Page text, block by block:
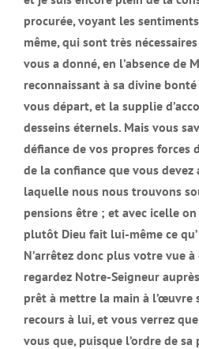
procurée, voyant les
même, qui sont très
vous a donné, en l’absence de
reconnaissant à sa divine
vous départ, et la supplie
desseins éternels. Mais vous
défiance de vos propres
de la confiance que vous devez
laquelle nous nous trouvons
pensions être ; et avec icelle
plutôt Dieu fait lui-même ce
N’arrêtez donc plus votre vue
regardez Notre-Seigneur
prêt à mettre la main à l’œuvre
recours à lui, et vous verrez
vous que, puisque l’ordre de